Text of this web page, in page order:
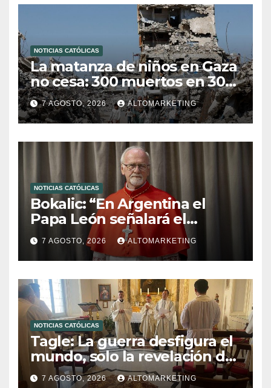
NOTICIAS CATÓLICAS
La matanza de niños en Gaza
no cesa: 300 muertos en 300
días
7 AGOSTO, 2026 ALTOMARKETING
NOTICIAS CATÓLICAS
Bokalic: “En Argentina el
Papa León señalará el
compromiso del cristiano”
7 AGOSTO, 2026 ALTOMARKETING
NOTICIAS CATÓLICAS
Tagle: La guerra desfigura el
mundo, solo la revelación de
Dios lo transfigura
7 AGOSTO, 2026 ALTOMARKETING